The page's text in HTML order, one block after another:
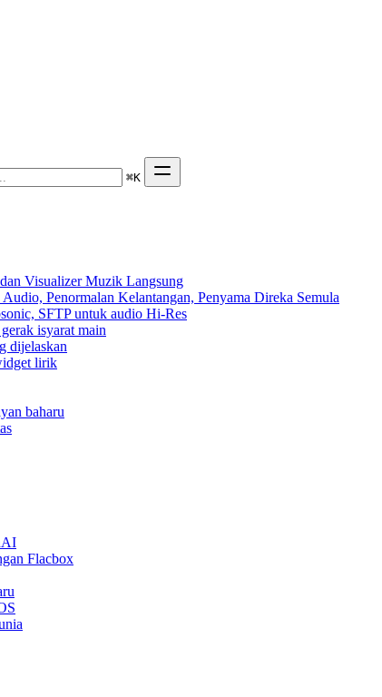
⌘K
Visualizer Muzik Langsung
Penormalan Kelantangan, Penyama Direka Semula
SFTP untuk audio Hi-Res
isyarat main
dijelaskan
lirik
baharu
Flacbox